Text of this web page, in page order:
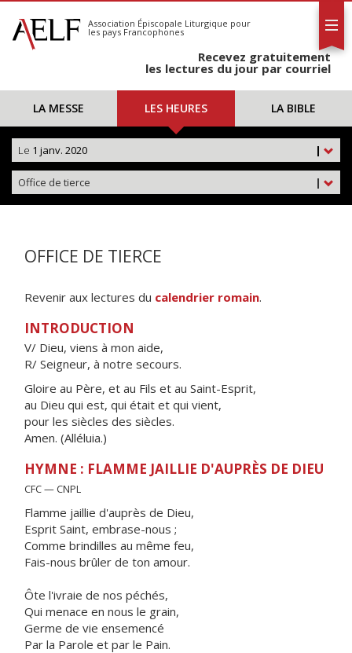
S'abonner
Calendrier
Association Épiscopale Liturgique pour
les pays Francophones
Recevez gratuitement
les lectures du jour par courriel
LA MESSE LES HEURES LA BIBLE
|
Le 1 janv. 2020
|
Office de tierce
OFFICE DE TIERCE
Revenir aux lectures du calendrier romain.
INTRODUCTION
V/ Dieu, viens à mon aide,
R/ Seigneur, à notre secours.
Gloire au Père, et au Fils et au Saint-Esprit,
au Dieu qui est, qui était et qui vient,
pour les siècles des siècles.
Amen. (Alléluia.)
HYMNE : FLAMME JAILLIE D'AUPRÈS DE DIEU
CFC — CNPL
Flamme jaillie d'auprès de Dieu,
Esprit Saint, embrase-nous ;
Comme brindilles au même feu,
Fais-nous brûler de ton amour.
Ôte l'ivraie de nos péchés,
Qui menace en nous le grain,
Germe de vie ensemencé
Par la Parole et par le Pain.